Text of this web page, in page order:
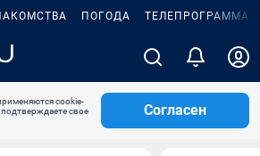
ПОГОДА ТЕЛЕПРОГРАММА
cookie-
свое
Согласен